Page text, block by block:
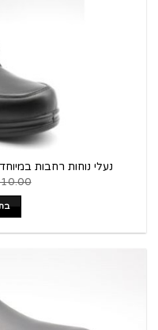
נעלי נוחות רחבות במיוחד